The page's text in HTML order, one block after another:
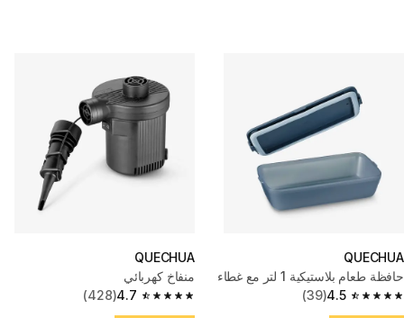
QUECHUA
حافظة طعام بلاستيكية 1 لتر مع غطاء
4.5
4.5 out of 5 stars from 39 reviews
(39)
QUECHUA
منفاخ كهربائي
4.7
4.7 out of 5 stars from 428 reviews
(428)